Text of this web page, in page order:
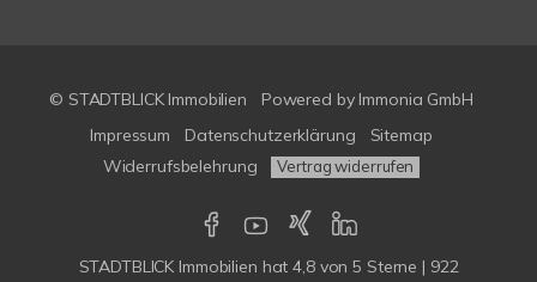
© STADTBLICK Immobilien Powered by Immonia GmbH
Impressum
Datenschutzerklärung
Sitemap
Widerrufsbelehrung
Vertrag widerrufen
STADTBLICK Immobilien hat4,8von5 Sterne | 922